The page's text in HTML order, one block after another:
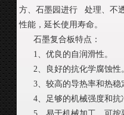
方、石墨园进行 处理、不
性能，延长使用寿命。
石墨复合板特点：
1、优良的自润滑性。
2、良好的抗化学腐蚀性
3、较高的导热率和热稳
4、足够的机械强度和抗